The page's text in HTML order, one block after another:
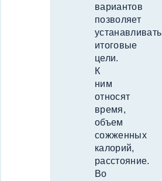
вариантов
позволяет
устанавливать
итоговые
цели.
К
ним
относят
время,
объем
сожженных
калорий,
расстояние.
Во